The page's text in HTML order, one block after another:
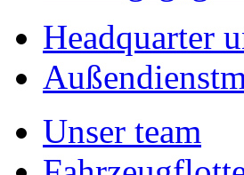
Headquarter
Unser team